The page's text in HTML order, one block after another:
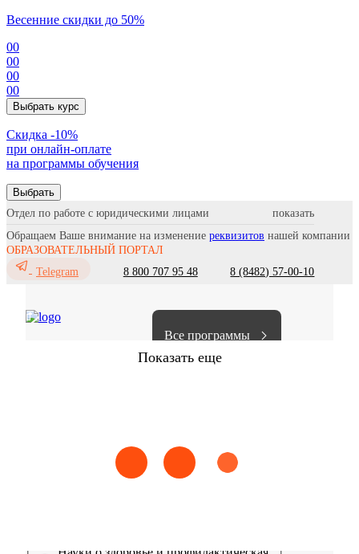
Весенние скидки до 50%
00
00
00
00
Выбрать курс
Cкидка -10%
при онлайн-оплате
на программы обучения
Выбрать
Отдел по работе с юридическими лицами
Обращаем Ваше внимание на изменение реквизитов нашей компании
ОБРАЗОВАТЕЛЬНЫЙ ПОРТАЛ
Telegram
8 800 707 95 48 8 (8482) 57-00-10
Все программы
Показать еще
Сестринское дело Эпидемиология Медицинская помощь
Выберите направление